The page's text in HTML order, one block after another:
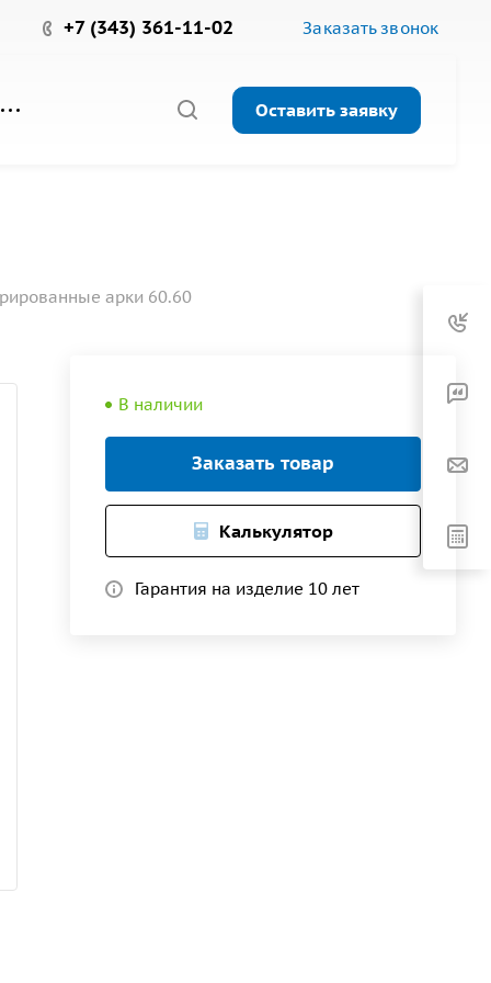
+7 (343) 361-11-02 Заказать звонок
Оставить заявку
арки 60.60
В наличии
Заказать товар
Калькулятор
Гарантия на изделие 10 лет